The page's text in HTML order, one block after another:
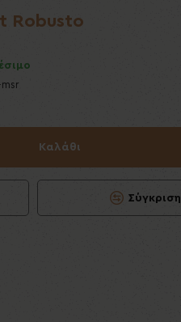
Robusto
Καλάθι
Σύγκριση